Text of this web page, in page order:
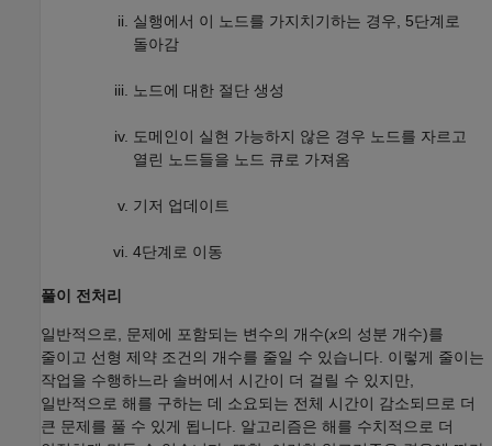
실행에서 이 노드를 가지치기하는 경우, 5단계로
돌아감
노드에 대한 절단 생성
도메인이 실현 가능하지 않은 경우 노드를 자르고
열린 노드들을 노드 큐로 가져옴
기저 업데이트
4단계로 이동
풀이 전처리
일반적으로, 문제에 포함되는 변수의 개수(x의 성분 개수)를
줄이고 선형 제약 조건의 개수를 줄일 수 있습니다. 이렇게 줄이는
작업을 수행하느라 솔버에서 시간이 더 걸릴 수 있지만,
일반적으로 해를 구하는 데 소요되는 전체 시간이 감소되므로 더
큰 문제를 풀 수 있게 됩니다. 알고리즘은 해를 수치적으로 더